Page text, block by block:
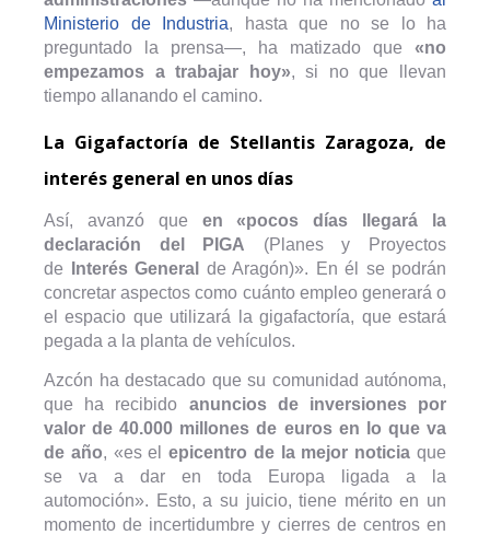
Ministerio de Industria, hasta que no se lo ha
preguntado la prensa—, ha matizado que «no
empezamos a trabajar hoy», si no que llevan
tiempo allanando el camino.
La Gigafactoría de Stellantis Zaragoza, de
interés general en unos días
Así, avanzó que en «pocos días llegará la
declaración del PIGA (Planes y Proyectos
de
Interés General
de Aragón)». En él se podrán
concretar aspectos como cuánto empleo generará o
el espacio que utilizará la gigafactoría, que estará
pegada a la planta de vehículos.
Azcón ha destacado que su comunidad autónoma,
que ha recibido anuncios de inversiones por
valor de 40.000 millones de euros en lo que va
de año, «es elepicentro de la mejor noticia que
se va a dar en toda Europa ligada a la
automoción». Esto, a su juicio, tiene mérito en un
momento de incertidumbre y cierres de centros en